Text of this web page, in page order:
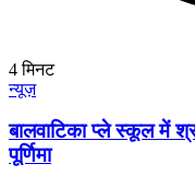
4मिनट
न्यूज़
बालवाटिका प्ले स्कूल में
पूर्णिमा